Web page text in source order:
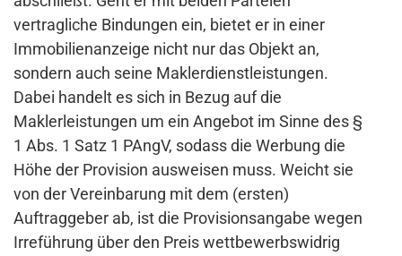
vertragliche Bindungen ein, bietet er in einer
Immobilienanzeige nicht nur das Objekt an,
sondern auch seine Maklerdienstleistungen.
Dabei handelt es sich in Bezug auf die
Maklerleistungen um ein Angebot im Sinne des §
1 Abs. 1 Satz 1 PAngV, sodass die Werbung die
Höhe der Provision ausweisen muss. Weicht sie
von der Vereinbarung mit dem (ersten)
Auftraggeber ab, ist die Provisionsangabe wegen
Irreführung über den Preis wettbewerbswidrig